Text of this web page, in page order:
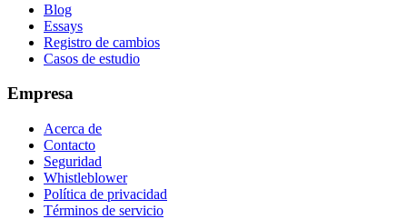
Blog
Essays
Registro de cambios
Casos de estudio
Empresa
Acerca de
Contacto
Seguridad
Whistleblower
Política de privacidad
Términos de servicio